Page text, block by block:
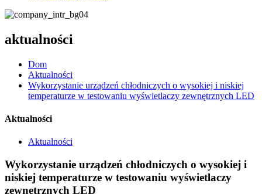
aktualności
Dom
Aktualności
Wykorzystanie urządzeń chłodniczych o wysokiej i niskiej
temperaturze w testowaniu wyświetlaczy zewnętrznych LED
Aktualności
Aktualności
Wykorzystanie urządzeń chłodniczych o wysokiej i
niskiej temperaturze w testowaniu wyświetlaczy
zewnętrznych LED